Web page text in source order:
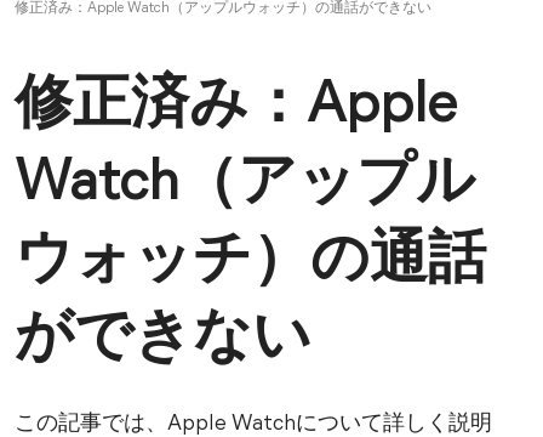
修正済み：Apple Watch（アップルウォッチ）の通話ができない
修正済み：Apple
Watch（アップル
ウォッチ）の通話
ができない
この記事では、Apple Watchについて詳しく説明